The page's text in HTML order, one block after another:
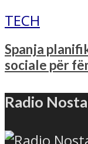
TECH
Spanja
sociale për
Radio